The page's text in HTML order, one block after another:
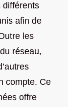
différents
afin de
les
réseau,
compte. Ce
offre